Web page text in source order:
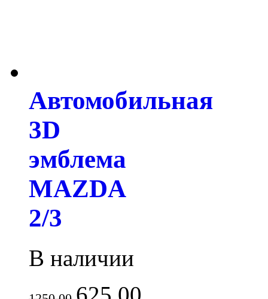
Автомобильная
3D
эмблема
MAZDA
2/3
В наличии